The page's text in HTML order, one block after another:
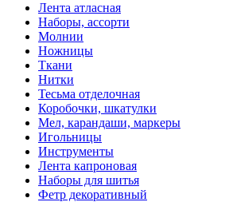
Лента атласная
Наборы, ассорти
Молнии
Ножницы
Ткани
Нитки
Тесьма отделочная
Коробочки, шкатулки
Мел, карандаши, маркеры
Игольницы
Инструменты
Лента капроновая
Наборы для шитья
Фетр декоративный